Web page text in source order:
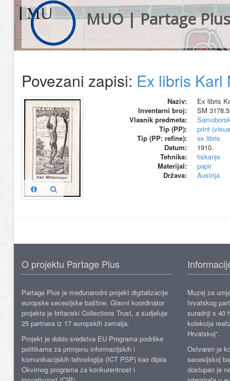
MUO | Partage Plus
Povezani zapisi: Ex libris Karl
Naziv:
Ex libris
Inventarni broj:
SM
Vlasnik predmeta:
Tip (PP):
print
Tip (PP: refine):
ex libris
Datum:
1910.
Tehnika:
tiskanje
Materijal:
papir
Država:
Austrija
O projektu Partage Plus
Partage Plus je međunarodni projekt digitalizacije
europske secesijske baštine. Glavni koordinator
projekta je britanski Collections Trust, a sudjeluje
25 partnera iz 17 europskih zemalja.
Projekt je dobio sredstva EU Programa podrške
politikama za primjenu informacijskih i
komunikacijskih tehnologija (ICT PSP) kao dijela
Okvirnog programa za konkurentnost i
Muzej za
hrvatskog
suradnji s 40
kolekcija
Hrvatskoj“.
Ostvaren je
secesijskoj
dostupan je